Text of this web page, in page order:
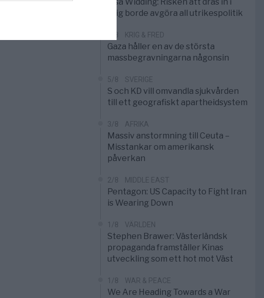
krig borde avgöra all utrikespolitik
5/8 KRIG & FRED
Gaza håller en av de största
massbegravningarna någonsin
5/8 SVERIGE
S och KD vill omvandla sjukvården
till ett geografiskt apartheidsystem
3/8 AFRIKA
Massiv anstormning till Ceuta –
Misstankar om amerikansk
påverkan
2/8 MIDDLE EAST
Pentagon: US Capacity to Fight Iran
is Wearing Down
1/8 VÄRLDEN
Stephen Brawer: Västerländsk
propaganda framställer Kinas
utveckling som ett hot mot Väst
1/8 WAR & PEACE
We Are Heading Towards a War